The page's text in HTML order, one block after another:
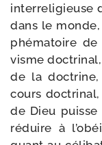
inter­re­li­gieuse
dans le
phé­ma­toire
visme
de la
cours
de Dieu puisse
réduire à